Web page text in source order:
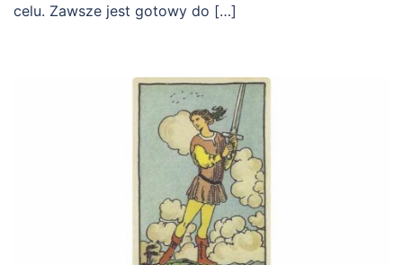
celu. Zawsze jest gotowy do […]